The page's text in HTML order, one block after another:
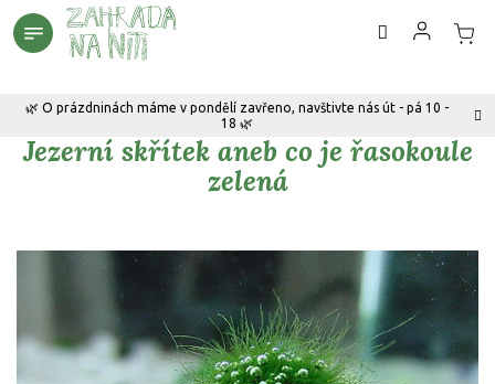
Přejít
na
🌿 O prázdninách máme v pondělí zavřeno, navštivte nás út - pá 10 -
18 🌿
Jezerní skřítek aneb co je řasokoule
zelená